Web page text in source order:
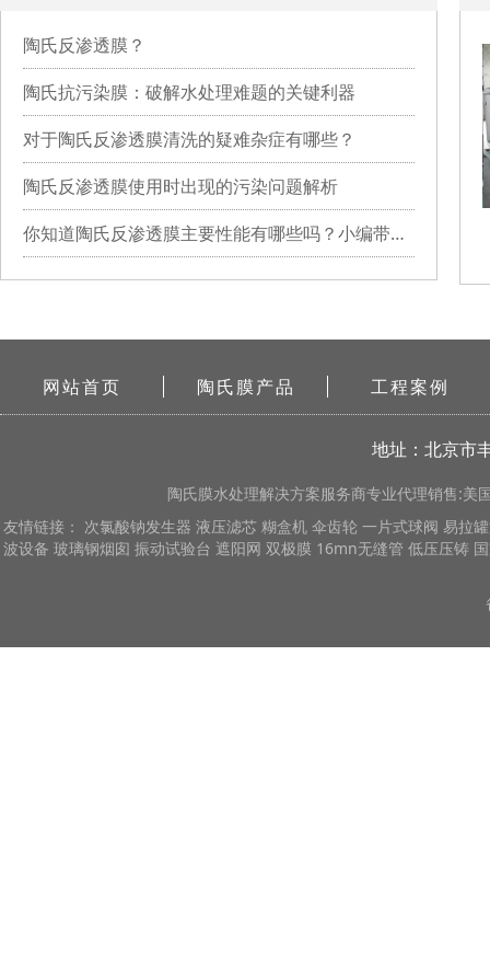
陶氏反渗透膜？
陶氏抗污染膜：破解水处理难题的关键利器
对于陶氏反渗透膜清洗的疑难杂症有哪些？
陶氏反渗透膜使用时出现的污染问题解析
你知道陶氏反渗透膜主要性能有哪些吗？小编带你详细了解
网站首页 陶氏膜产品 工程案例
地址：北京市
陶氏膜水处理解决方案服务商专业代理销售:美
友情链接： 次氯酸钠发生器 液压滤芯 糊盒机 伞齿轮 一片式球阀 易拉
波设备 玻璃钢烟囱 振动试验台 遮阳网 双极膜 16mn无缝管 低压压铸